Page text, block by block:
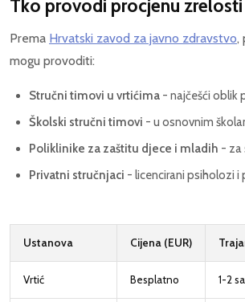
Tko provodi procjenu
Prema Hrvatski zavod za javno zdravstvo,
mogu provoditi:
Stručni timovi u vrtićima - najčešći oblik
Školski stručni timovi - u osnovnim
Poliklinike za zaštitu djece i mladih - za
Privatni stručnjaci - licencirani psiholozi i
Ustanova Cijena (EUR)
Vrtić Besplatno 1-2